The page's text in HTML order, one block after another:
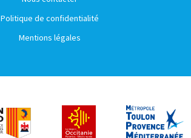
Politique de confidentialité
Mentions légales